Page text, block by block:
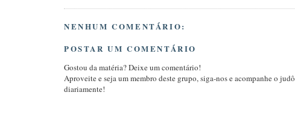
NENHUM COMENTÁRIO:
POSTAR UM COMENTÁRIO
Gostou da matéria? Deixe um comentário!
Aproveite e seja um membro deste grupo, siga-nos e acompanhe o judô
diariamente!